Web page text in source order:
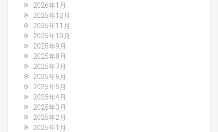
2026年1月
2025年12月
2025年11月
2025年10月
2025年9月
2025年8月
2025年7月
2025年6月
2025年5月
2025年4月
2025年3月
2025年2月
2025年1月